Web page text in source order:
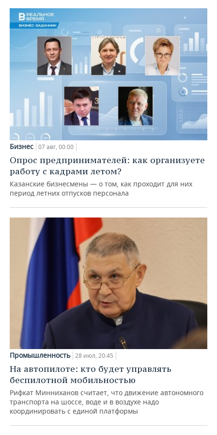
Бизнес 07 авг, 00:00
Опрос предпринимателей: как организуете
работу с кадрами летом?
Казанские бизнесмены — о том, как проходит для них
период летних отпусков персонала
Промышленность 28 июл, 20:45
На автопилоте: кто будет управлять
беспилотной мобильностью
Рифкат Минниханов считает, что движение автономного
транспорта на шоссе, воде и в воздухе надо
координировать с единой платформы